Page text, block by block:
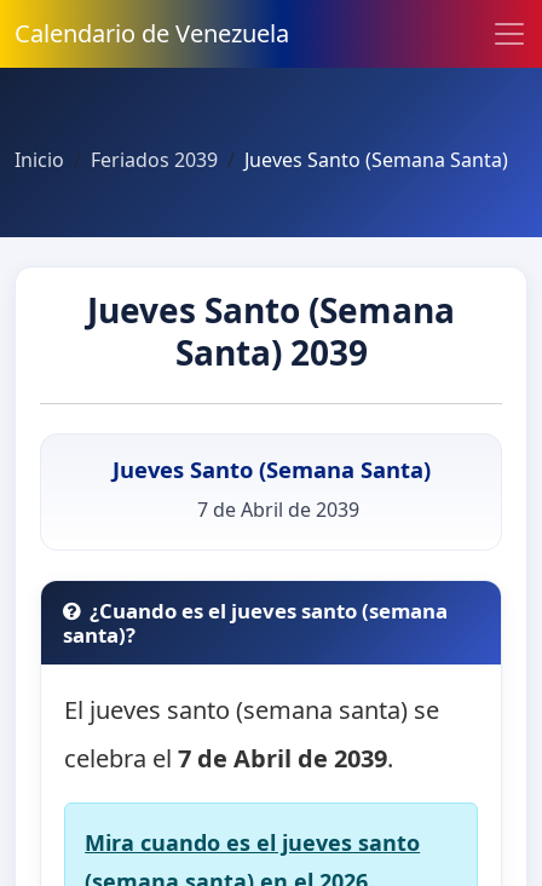
Calendario de Venezuela
Inicio Feriados 2039 Jueves Santo (Semana Santa)
Jueves Santo (Semana
Santa) 2039
Jueves Santo (Semana Santa)
7 de Abril de 2039
¿Cuando es el jueves santo (semana
santa)?
El jueves santo (semana santa) se
celebra el7 de Abril de 2039.
Mira cuando es el jueves santo